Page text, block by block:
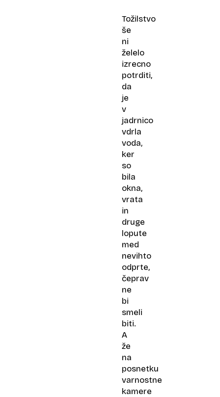
Tožilstvo
še
ni
želelo
izrecno
potrditi,
da
je
v
jadrnico
vdrla
voda,
ker
so
bila
okna,
vrata
in
druge
lopute
med
nevihto
odprte,
čeprav
ne
bi
smeli
biti.
A
že
na
posnetku
varnostne
kamere